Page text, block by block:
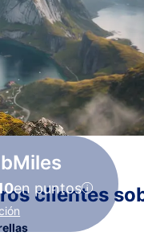
en puntos
clientes